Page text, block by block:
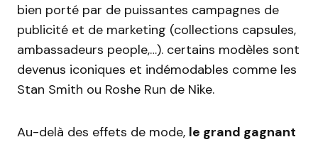
bien porté par de puissantes campagnes de
publicité et de marketing (collections capsules,
ambassadeurs people,…). certains modèles sont
devenus iconiques et indémodables comme les
Stan Smith ou Roshe Run de Nike.
Au-delà des effets de mode, le grand gagnant